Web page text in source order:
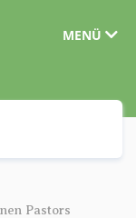
MENÜ
Pastors